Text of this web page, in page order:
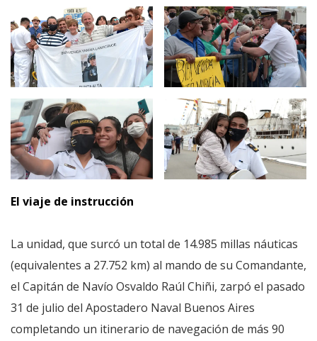
El viaje de instrucción
La unidad, que surcó un total de 14.985 millas náuticas
(equivalentes a 27.752 km) al mando de su Comandante,
el Capitán de Navío Osvaldo Raúl Chiñi, zarpó el pasado
31 de julio del Apostadero Naval Buenos Aires
completando un itinerario de navegación de más 90